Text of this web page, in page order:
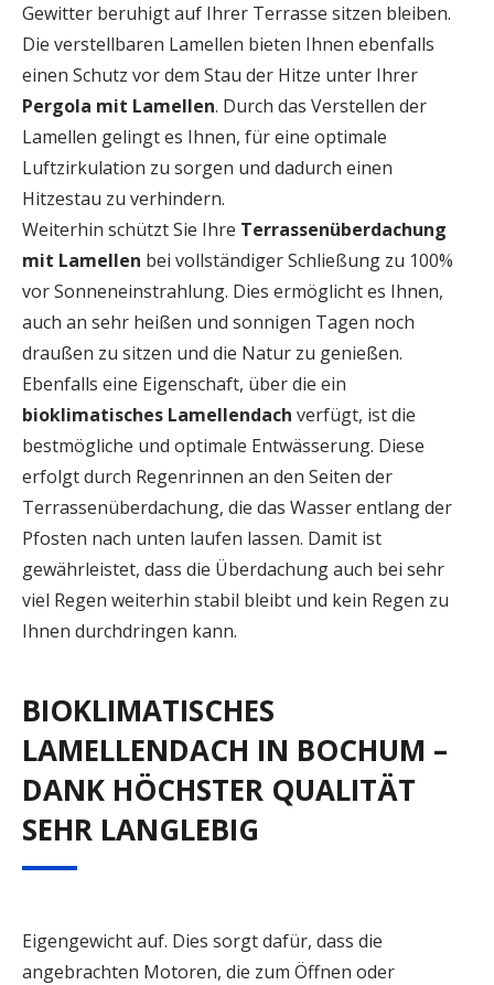
Gewitter beruhigt auf Ihrer Terrasse sitzen bleiben.
Die verstellbaren Lamellen bieten Ihnen ebenfalls
einen Schutz vor dem Stau der Hitze unter Ihrer
Pergola mit Lamellen. Durch das Verstellen der
Lamellen gelingt es Ihnen, für eine optimale
Luftzirkulation zu sorgen und dadurch einen
Hitzestau zu verhindern.
Weiterhin schützt Sie Ihre Terrassenüberdachung
mit Lamellen bei vollständiger Schließung zu 100%
vor Sonneneinstrahlung. Dies ermöglicht es Ihnen,
auch an sehr heißen und sonnigen Tagen noch
draußen zu sitzen und die Natur zu genießen.
Ebenfalls eine Eigenschaft, über die ein
bioklimatisches Lamellendach verfügt, ist die
bestmögliche und optimale Entwässerung. Diese
erfolgt durch Regenrinnen an den Seiten der
Terrassenüberdachung, die das Wasser entlang der
Pfosten nach unten laufen lassen. Damit ist
gewährleistet, dass die Überdachung auch bei sehr
viel Regen weiterhin stabil bleibt und kein Regen zu
Ihnen durchdringen kann.
BIOKLIMATISCHES
LAMELLENDACH IN BOCHUM –
DANK HÖCHSTER QUALITÄT
SEHR LANGLEBIG
Eigengewicht auf. Dies sorgt dafür, dass die
angebrachten Motoren, die zum Öffnen oder